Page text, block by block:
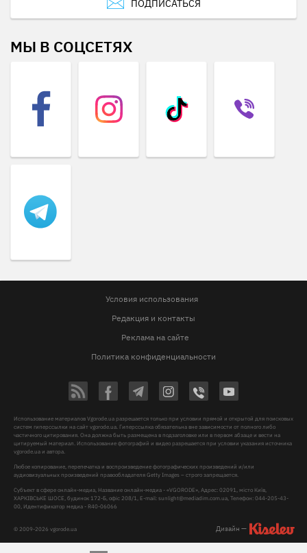
ПОДПИСАТЬСЯ
МЫ В СОЦСЕТЯХ
Условия использования
Редакция и контакты
Реклама на сайте
Политика конфиденциальности
© 2009-2026 vgorode.ua
Использование материалов Vgorode.ua разрешается только при условии прямой и открытой для поисковых
систем гиперссылки на сайт vgorode.ua. Гиперссылка обязательна вне зависимости от полного либо
частичного цитирования. Она должна быть размещена в подзаголовке или в первом абзаце и вести на
цитируемый материал. Использование фотографий и видео разрешается при условии указания источника
vgorode.ua и автора.
Любое копирование, перепечатка и воспроизведение фотографических произведений и/или
аудиовизуальных произведений правообладателя Getty Images – строго запрещается.
Субъект в сфере онлайн-медиа, Название онлайн-медиа - «VGORODE», Адрес: 02091, місто Київ,
ХАРКІВСЬКЕ ШОСЕ, будинок 172-Б, офіс 208/1, E-mail:sunlight@mediadim.com.ua , Телефон: 044-205-43-
00, Идентификатор медиа - R40-06066
Дизайн —